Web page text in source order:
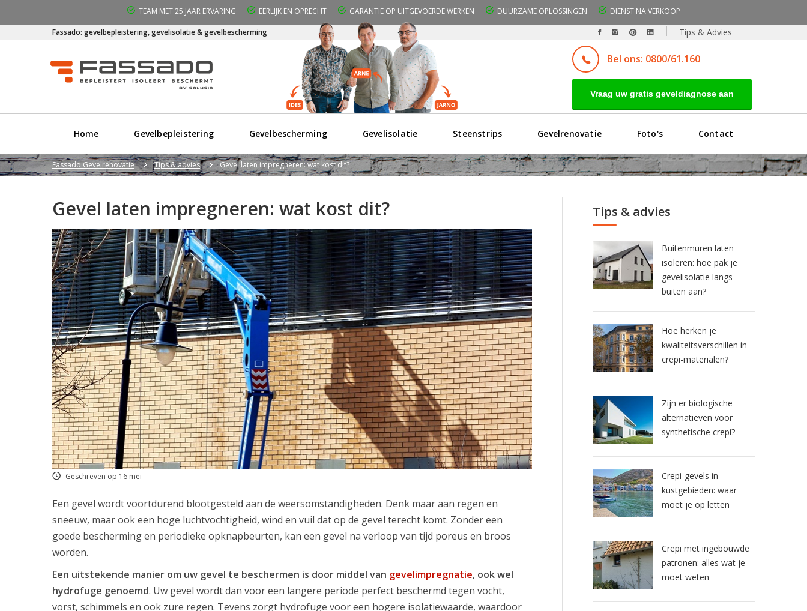
TEAM MET 25 JAAR ERVARING EERLIJK EN OPRECHT GARANTIE OP UITGEVOERDE WERKEN DUURZAME OPLOSSINGEN DIENST NA VERKOOP
Fassado: gevelbepleistering, gevelisolatie & gevelbescherming Tips & Advies
Bel ons: 0800/61.160
Vraag uw gratis geveldiagnose aan
Home Gevelbepleistering Gevelbescherming Gevelisolatie Steenstrips Gevelrenovatie Foto's Contact
Fassado Gevelrenovatie Tips & advies Gevel laten impregneren: wat kost dit?
Gevel laten impregneren: wat kost dit?
Geschreven op 16 mei
Een gevel wordt voortdurend blootgesteld aan de weersomstandigheden. Denk maar aan regen en
sneeuw, maar ook een hoge luchtvochtigheid, wind en vuil dat op de gevel terecht komt. Zonder een
goede bescherming en periodieke opknapbeurten, kan een gevel na verloop van tijd poreus en broos
worden.
Een uitstekende manier om uw gevel te beschermen is door middel van gevelimpregnatie, ook wel
hydrofuge genoemd. Uw gevel wordt dan voor een langere periode perfect beschermd tegen vocht,
vorst, schimmels en ook zure regen. Tevens zorgt hydrofuge voor een hogere isolatiewaarde, waardoor
Tips & advies
Buitenmuren laten
isoleren: hoe pak je
gevelisolatie langs
buiten aan?
Hoe herken je
kwaliteitsverschillen in
crepi-materialen?
Zijn er biologische
alternatieven voor
synthetische crepi?
Crepi-gevels in
kustgebieden: waar
moet je op letten
Crepi met ingebouwde
patronen: alles wat je
moet weten